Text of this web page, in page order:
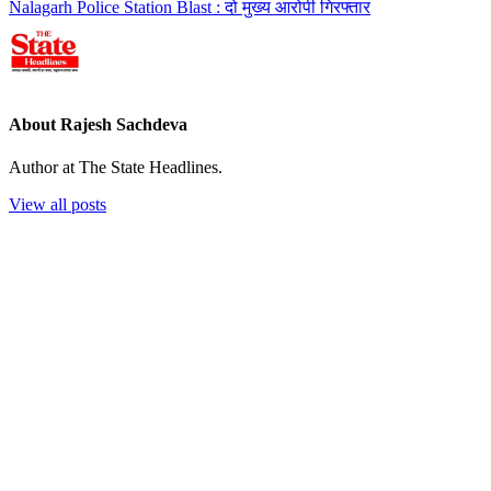
Nalagarh Police Station Blast : दो मुख्य आरोपी गिरफ्तार
About Rajesh Sachdeva
Author at The State Headlines.
View all posts